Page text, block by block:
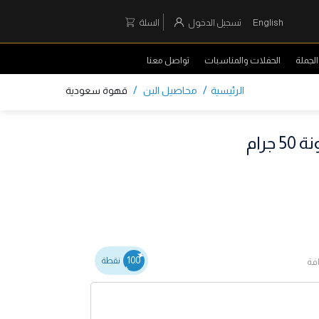
English تسجيل الدخول السلة
الحفلات والمناسبات تواصل معنا
الرئيسية / محاصيل البن / قهوة سعودية
100 نقطة